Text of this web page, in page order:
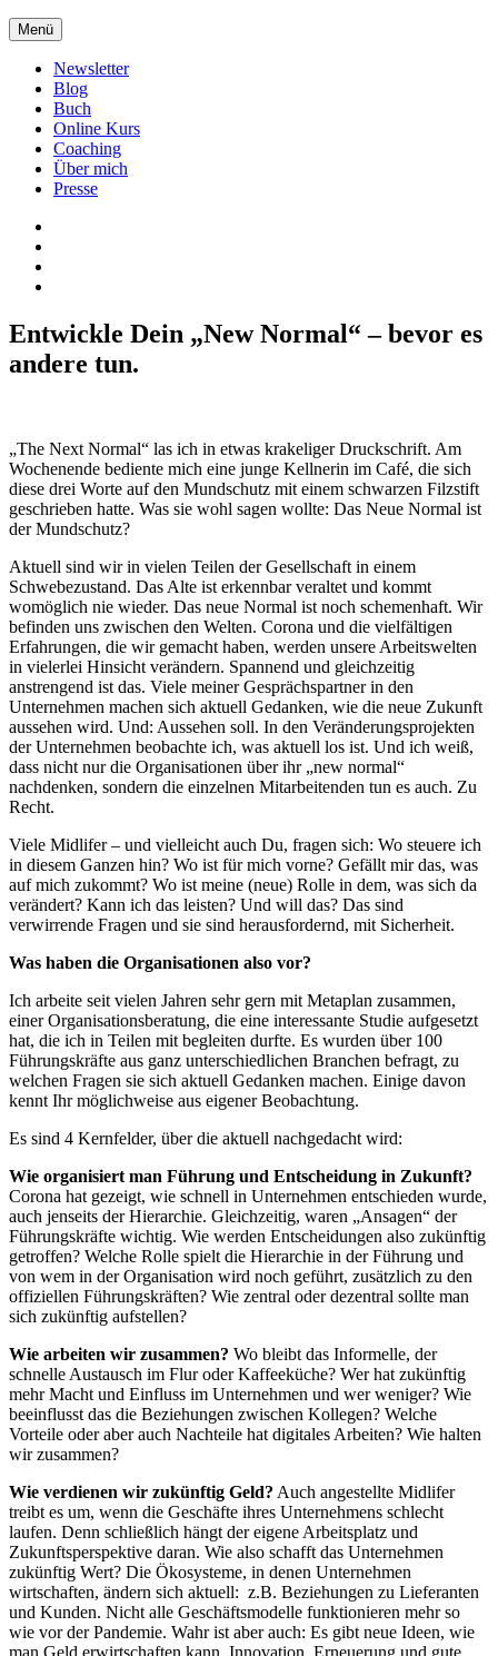
Zum
Inhalt
springen
Menü
Newsletter
Blog
Buch
Online Kurs
Coaching
Über mich
Presse
Entwickle Dein „New Normal“ – bevor es
andere tun.
„The Next Normal“ las ich in etwas krakeliger Druckschrift. Am
Wochenende bediente mich eine junge Kellnerin im Café, die sich
diese drei Worte auf den Mundschutz mit einem schwarzen Filzstift
geschrieben hatte. Was sie wohl sagen wollte: Das Neue Normal ist
der Mundschutz?
Aktuell sind wir in vielen Teilen der Gesellschaft in einem
Schwebezustand. Das Alte ist erkennbar veraltet und kommt
womöglich nie wieder. Das neue Normal ist noch schemenhaft. Wir
befinden uns zwischen den Welten. Corona und die vielfältigen
Erfahrungen, die wir gemacht haben, werden unsere Arbeitswelten
in vielerlei Hinsicht verändern. Spannend und gleichzeitig
anstrengend ist das. Viele meiner Gesprächspartner in den
Unternehmen machen sich aktuell Gedanken, wie die neue Zukunft
aussehen wird. Und: Aussehen soll. In den Veränderungsprojekten
der Unternehmen beobachte ich, was aktuell los ist. Und ich weiß,
dass nicht nur die Organisationen über ihr „new normal“
nachdenken, sondern die einzelnen Mitarbeitenden tun es auch. Zu
Recht.
Viele Midlifer – und vielleicht auch Du, fragen sich: Wo steuere ich
in diesem Ganzen hin? Wo ist für mich vorne? Gefällt mir das, was
auf mich zukommt? Wo ist meine (neue) Rolle in dem, was sich da
verändert? Kann ich das leisten? Und will das? Das sind
verwirrende Fragen und sie sind herausfordernd, mit Sicherheit.
Was haben die Organisationen also vor?
Ich arbeite seit vielen Jahren sehr gern mit Metaplan zusammen,
einer Organisationsberatung, die eine interessante Studie aufgesetzt
hat, die ich in Teilen mit begleiten durfte. Es wurden über 100
Führungskräfte aus ganz unterschiedlichen Branchen befragt, zu
welchen Fragen sie sich aktuell Gedanken machen. Einige davon
kennt Ihr möglichweise aus eigener Beobachtung.
Es sind 4 Kernfelder, über die aktuell nachgedacht wird:
Wie organisiert man Führung und Entscheidung in Zukunft?
Corona hat gezeigt, wie schnell in Unternehmen entschieden wurde,
auch jenseits der Hierarchie. Gleichzeitig, waren „Ansagen“ der
Führungskräfte wichtig. Wie werden Entscheidungen also zukünftig
getroffen? Welche Rolle spielt die Hierarchie in der Führung und
von wem in der Organisation wird noch geführt, zusätzlich zu den
offiziellen Führungskräften? Wie zentral oder dezentral sollte man
sich zukünftig aufstellen?
Wie arbeiten wir zusammen? Wo bleibt das Informelle, der
schnelle Austausch im Flur oder Kaffeeküche? Wer hat zukünftig
mehr Macht und Einfluss im Unternehmen und wer weniger? Wie
beeinflusst das die Beziehungen zwischen Kollegen? Welche
Vorteile oder aber auch Nachteile hat digitales Arbeiten? Wie halten
wir zusammen?
Wie verdienen wir zukünftig Geld? Auch angestellte Midlifer
treibt es um, wenn die Geschäfte ihres Unternehmens schlecht
laufen. Denn schließlich hängt der eigene Arbeitsplatz und
Zukunftsperspektive daran. Wie also schafft das Unternehmen
zukünftig Wert? Die Ökosysteme, in denen Unternehmen
wirtschaften, ändern sich aktuell: z.B. Beziehungen zu Lieferanten
und Kunden. Nicht alle Geschäftsmodelle funktionieren mehr so
wie vor der Pandemie. Wahr ist aber auch: Es gibt neue Ideen, wie
man Geld erwirtschaften kann. Innovation, Erneuerung und gute